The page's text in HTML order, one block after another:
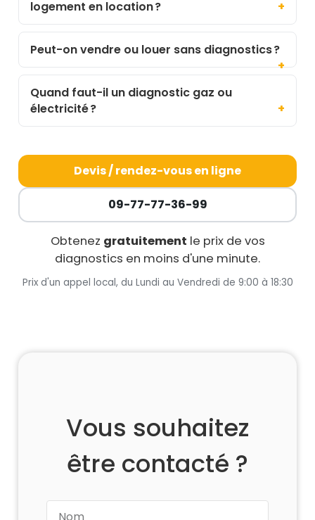
logement en location ?
Peut-on vendre ou louer sans diagnostics ?
Quand faut-il un diagnostic gaz ou
électricité ?
Devis / rendez-vous en ligne
09-77-77-36-99
Obtenez gratuitement le prix de vos
diagnostics en moins d'une minute.
Prix d'un appel local, du Lundi au Vendredi de 9:00 à 18:30
Vous souhaitez
être contacté ?